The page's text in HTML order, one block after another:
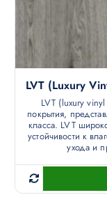
LVT (luxury
LVT (luxury
покрытия,
класса. LVT
устойчивости к
ухода и